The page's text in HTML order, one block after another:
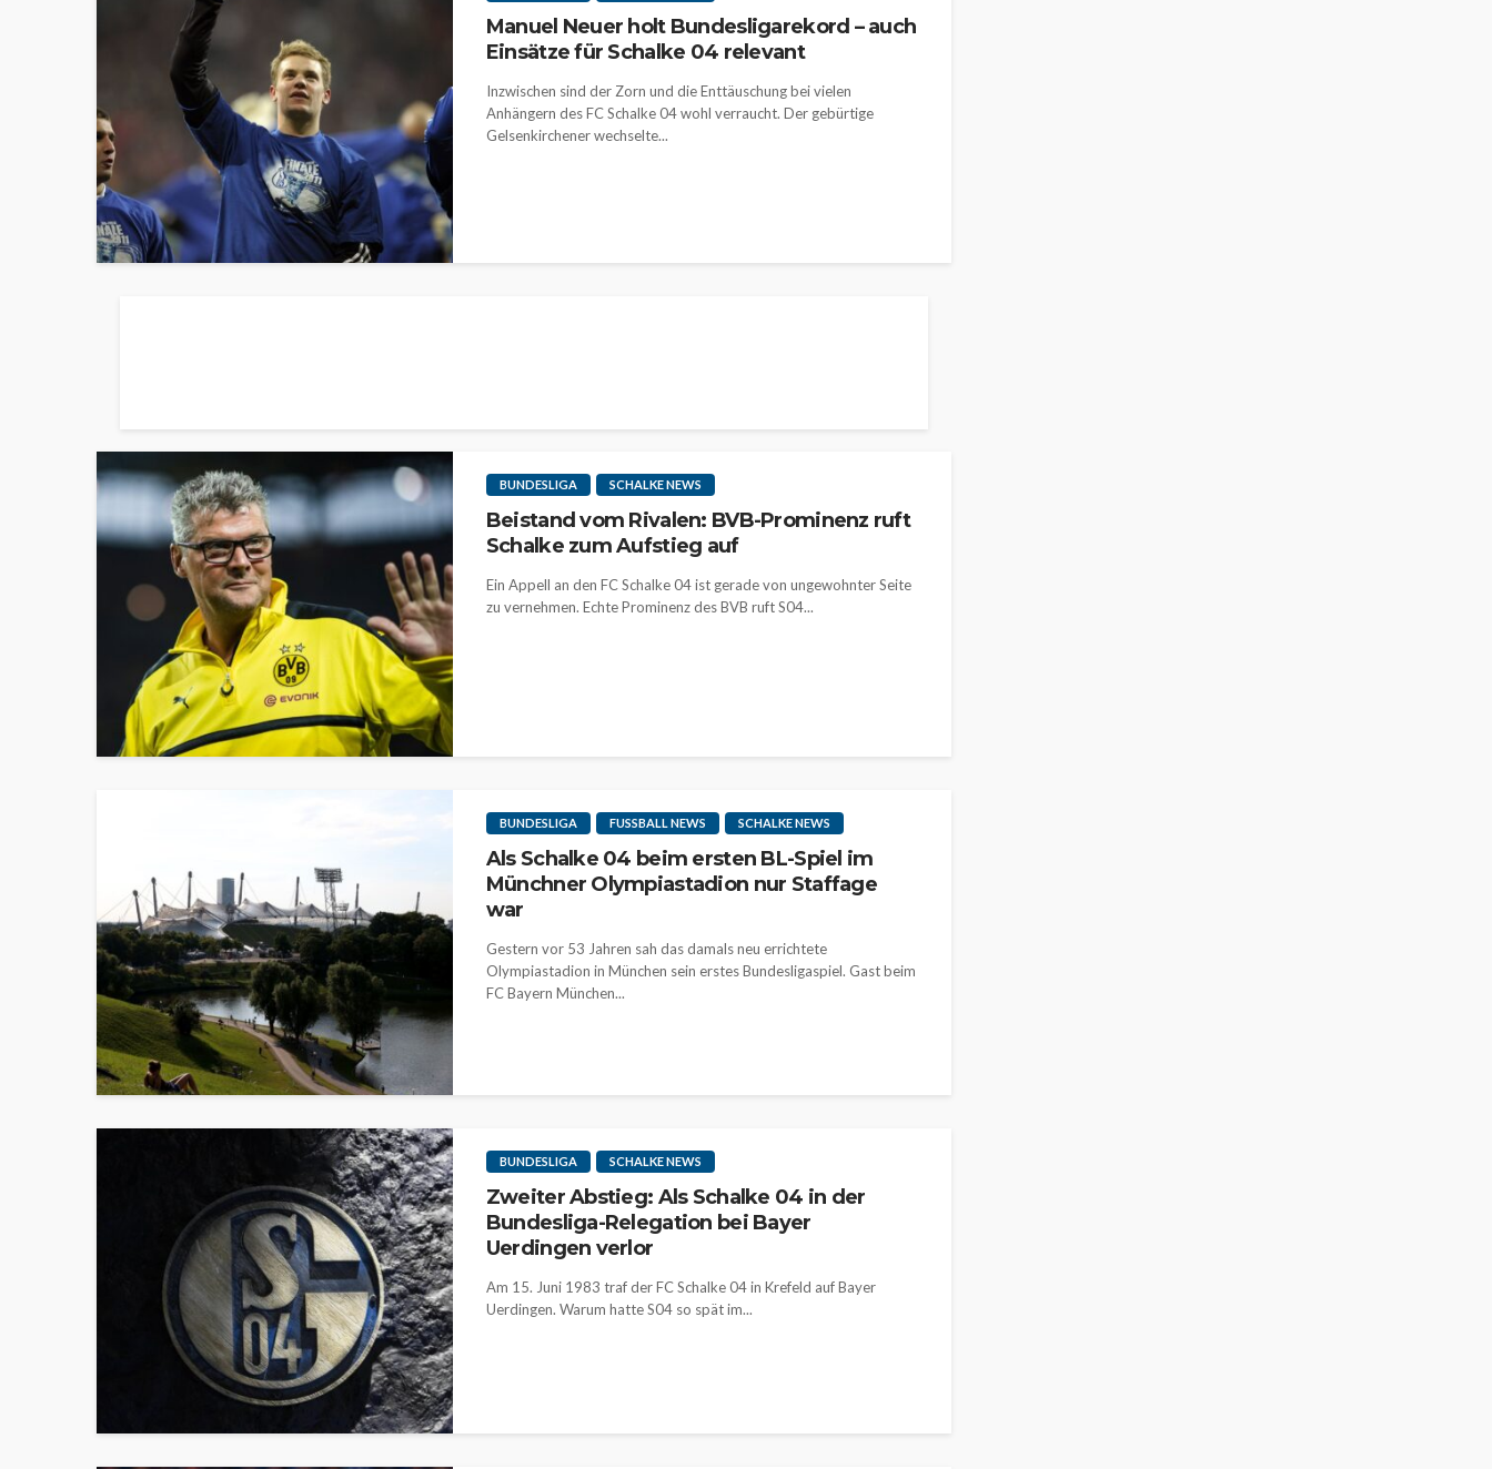
Manuel Neuer holt Bundesligarekord – auch
Einsätze für Schalke 04 relevant
Inzwischen sind der Zorn und die Enttäuschung bei vielen
Anhängern des FC Schalke 04 wohl verraucht. Der gebürtige
Gelsenkirchener wechselte...
BUNDESLIGA SCHALKE NEWS
Beistand vom Rivalen: BVB-Prominenz ruft
Schalke zum Aufstieg auf
Ein Appell an den FC Schalke 04 ist gerade von ungewohnter Seite
zu vernehmen. Echte Prominenz des BVB ruft S04...
BUNDESLIGA FUSSBALL NEWS SCHALKE NEWS
Als Schalke 04 beim ersten BL-Spiel im
Münchner Olympiastadion nur Staffage
war
Gestern vor 53 Jahren sah das damals neu errichtete
Olympiastadion in München sein erstes Bundesligaspiel. Gast beim
FC Bayern München...
BUNDESLIGA SCHALKE NEWS
Zweiter Abstieg: Als Schalke 04 in der
Bundesliga-Relegation bei Bayer
Uerdingen verlor
Am 15. Juni 1983 traf der FC Schalke 04 in Krefeld auf Bayer
Uerdingen. Warum hatte S04 so spät im...